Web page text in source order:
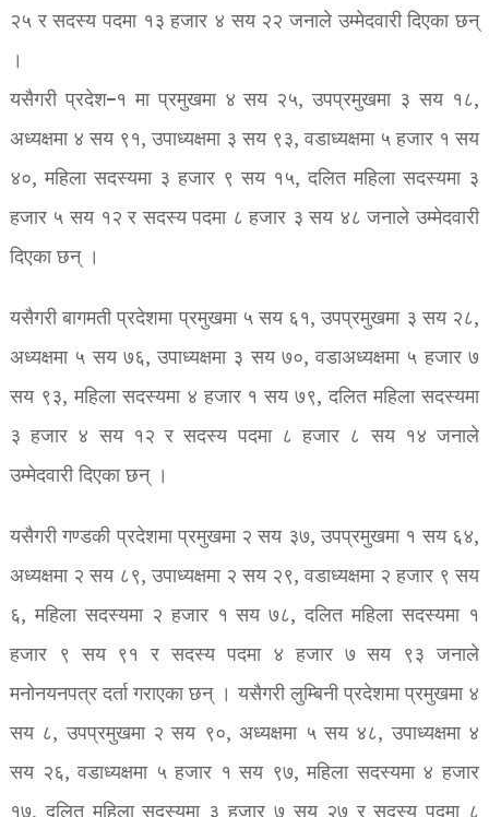
२५ र सदस्य पदमा १३ हजार ४ सय २२ जनाले उम्मेदवारी दिएका छन्
।
यसैगरी प्रदेश–१ मा प्रमुखमा ४ सय २५, उपप्रमुखमा ३ सय १८,
अध्यक्षमा ४ सय ९१, उपाध्यक्षमा ३ सय ९३, वडाध्यक्षमा ५ हजार १ सय
४०, महिला सदस्यमा ३ हजार ९ सय १५, दलित महिला सदस्यमा ३
हजार ५ सय १२ र सदस्य पदमा ८ हजार ३ सय ४८ जनाले उम्मेदवारी
दिएका छन् ।
यसैगरी बागमती प्रदेशमा प्रमुखमा ५ सय ६१, उपप्रमुखमा ३ सय २८,
अध्यक्षमा ५ सय ७६, उपाध्यक्षमा ३ सय ७०, वडाअध्यक्षमा ५ हजार ७
सय ९३, महिला सदस्यमा ४ हजार १ सय ७९, दलित महिला सदस्यमा
३ हजार ४ सय १२ र सदस्य पदमा ८ हजार ८ सय १४ जनाले
उम्मेदवारी दिएका छन् ।
यसैगरी गण्डकी प्रदेशमा प्रमुखमा २ सय ३७, उपप्रमुखमा १ सय ६४,
अध्यक्षमा २ सय ८९, उपाध्यक्षमा २ सय २९, वडाध्यक्षमा २ हजार ९ सय
६, महिला सदस्यमा २ हजार १ सय ७८, दलित महिला सदस्यमा १
हजार ९ सय ९१ र सदस्य पदमा ४ हजार ७ सय ९३ जनाले
मनोनयनपत्र दर्ता गराएका छन् । यसैगरी लुम्बिनी प्रदेशमा प्रमुखमा ४
सय ८, उपप्रमुखमा २ सय ९०, अध्यक्षमा ५ सय ४८, उपाध्यक्षमा ४
सय २६, वडाध्यक्षमा ५ हजार १ सय ९७, महिला सदस्यमा ४ हजार